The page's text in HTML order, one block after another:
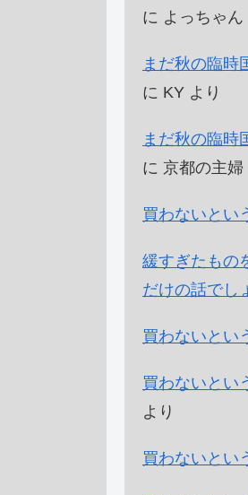
に よっちゃん
まだ秋の臨時
に KY より
まだ秋の臨時
に 京都の主婦
買わないとい
緩すぎたもの
だけの話でし
買わないとい
買わないとい
より
買わないとい